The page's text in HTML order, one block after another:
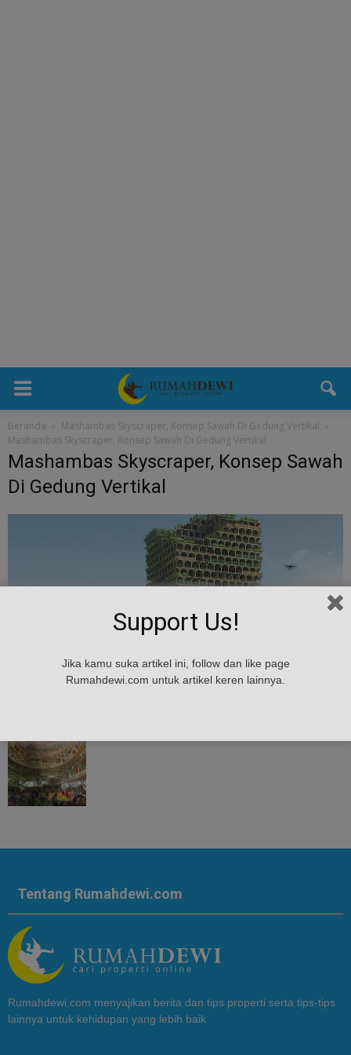
Beranda
Mashambas Skyscraper, Konsep Sawah Di Gedung Vertikal
Mashambas Skyscraper, Konsep Sawah Di Gedung Vertikal
Mashambas Skyscraper, Konsep Sawah
Di Gedung Vertikal
Tentang Rumahdewi.com
Rumahdewi.com menyajikan berita dan tips properti serta tips-tips
lainnya untuk kehidupan yang lebih baik
Support Us!
Jika kamu suka artikel ini, follow dan like page
Rumahdewi.com untuk artikel keren lainnya.